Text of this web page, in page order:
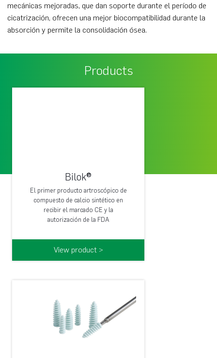
mecánicas mejoradas, que dan soporte durante el período de
cicatrización, ofrecen una mejor biocompatibilidad durante la
absorción y permite la consolidación ósea.
Products
Bilok®
El primer producto artroscópico de
compuesto de calcio sintético en
recibir el marcado CE y la
autorización de la FDA
View product >